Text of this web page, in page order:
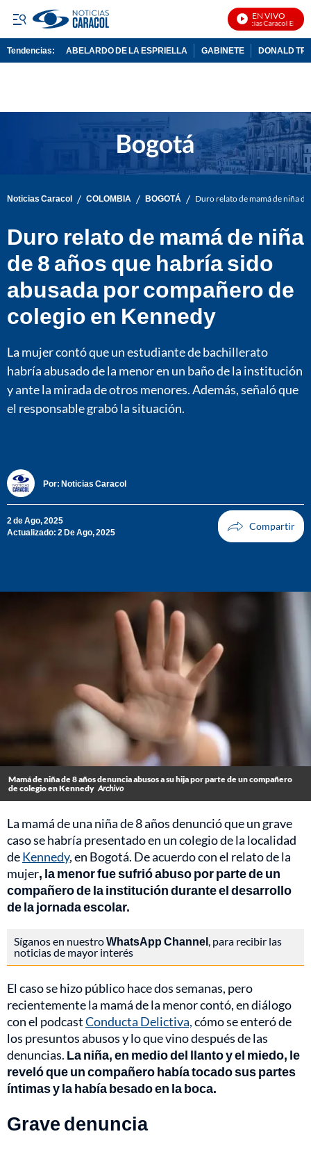
EN VIVO
Noticias Caracol En Vivo
Tendencias: ABELARDO DE LA ESPRIELLA GABINETE DONALD
Noticias Caracol / COLOMBIA / BOGOTÁ / Duro relato de mamá de niña
Duro relato de mamá de niña
de 8 años que habría sido
abusada por compañero de
colegio en Kennedy
La mujer contó que un estudiante de bachillerato
habría abusado de la menor en un baño de la institución
y ante la mirada de otros menores. Además, señaló que
el responsable grabó la situación.
Por: Noticias Caracol
2 de Ago, 2025
Actualizado: 2 De Ago, 2025
Mamá de niña de 8 años denuncia abusos a su hija por parte de un compañero
de colegio en Kennedy Archivo
La mamá de una niña de 8 años denunció que un grave
caso se habría presentado en un colegio de la localidad
deKennedy, en Bogotá. De acuerdo con el relato de la
mujer, la menor fue sufrió abuso por parte de un
compañero de la institución durante el desarrollo
de la jornada escolar.
Síganos en nuestroWhatsApp Channel, para recibir las
noticias de mayor interés
El caso se hizo público hace dos semanas, pero
recientemente la mamá de la menor contó, en diálogo
con el podcastConducta Delictiva,cómo se enteró de
los presuntos abusos y lo que vino después de las
denuncias. La niña, en medio del llanto y el miedo, le
reveló que un compañero había tocado sus partes
íntimas y la había besado en la boca.
Grave denuncia